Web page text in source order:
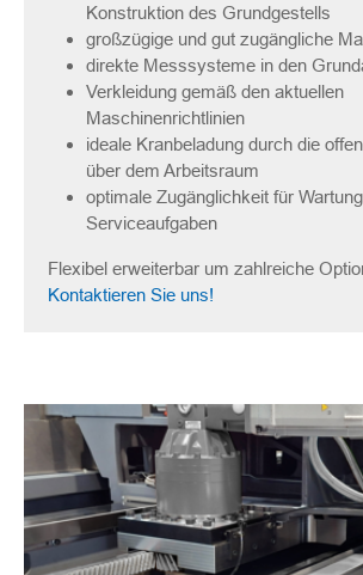
Konstruktion des Grundgestells
großzügige und gut zugängliche
direkte Messsysteme in den
Verkleidung gemäß den aktuellen
Maschinenrichtlinien
ideale Kranbeladung durch die
über dem Arbeitsraum
optimale Zugänglichkeit für
Serviceaufgaben
Flexibel erweiterbar um zahlreiche
Kontaktieren Sie uns!